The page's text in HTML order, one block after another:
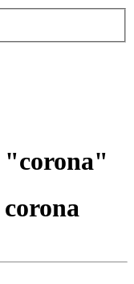
"corona"
corona